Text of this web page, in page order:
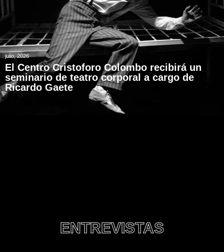
julio, 2026
El Centro Cristoforo Colombo recibirá un
seminario de teatro corporal a cargo de
Ricardo Gaete
ENTREVISTAS